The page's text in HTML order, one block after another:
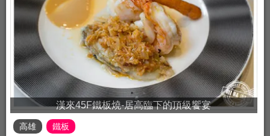
漢來45F鐵板燒-居高臨下的頂級饗宴
高雄 鐵板